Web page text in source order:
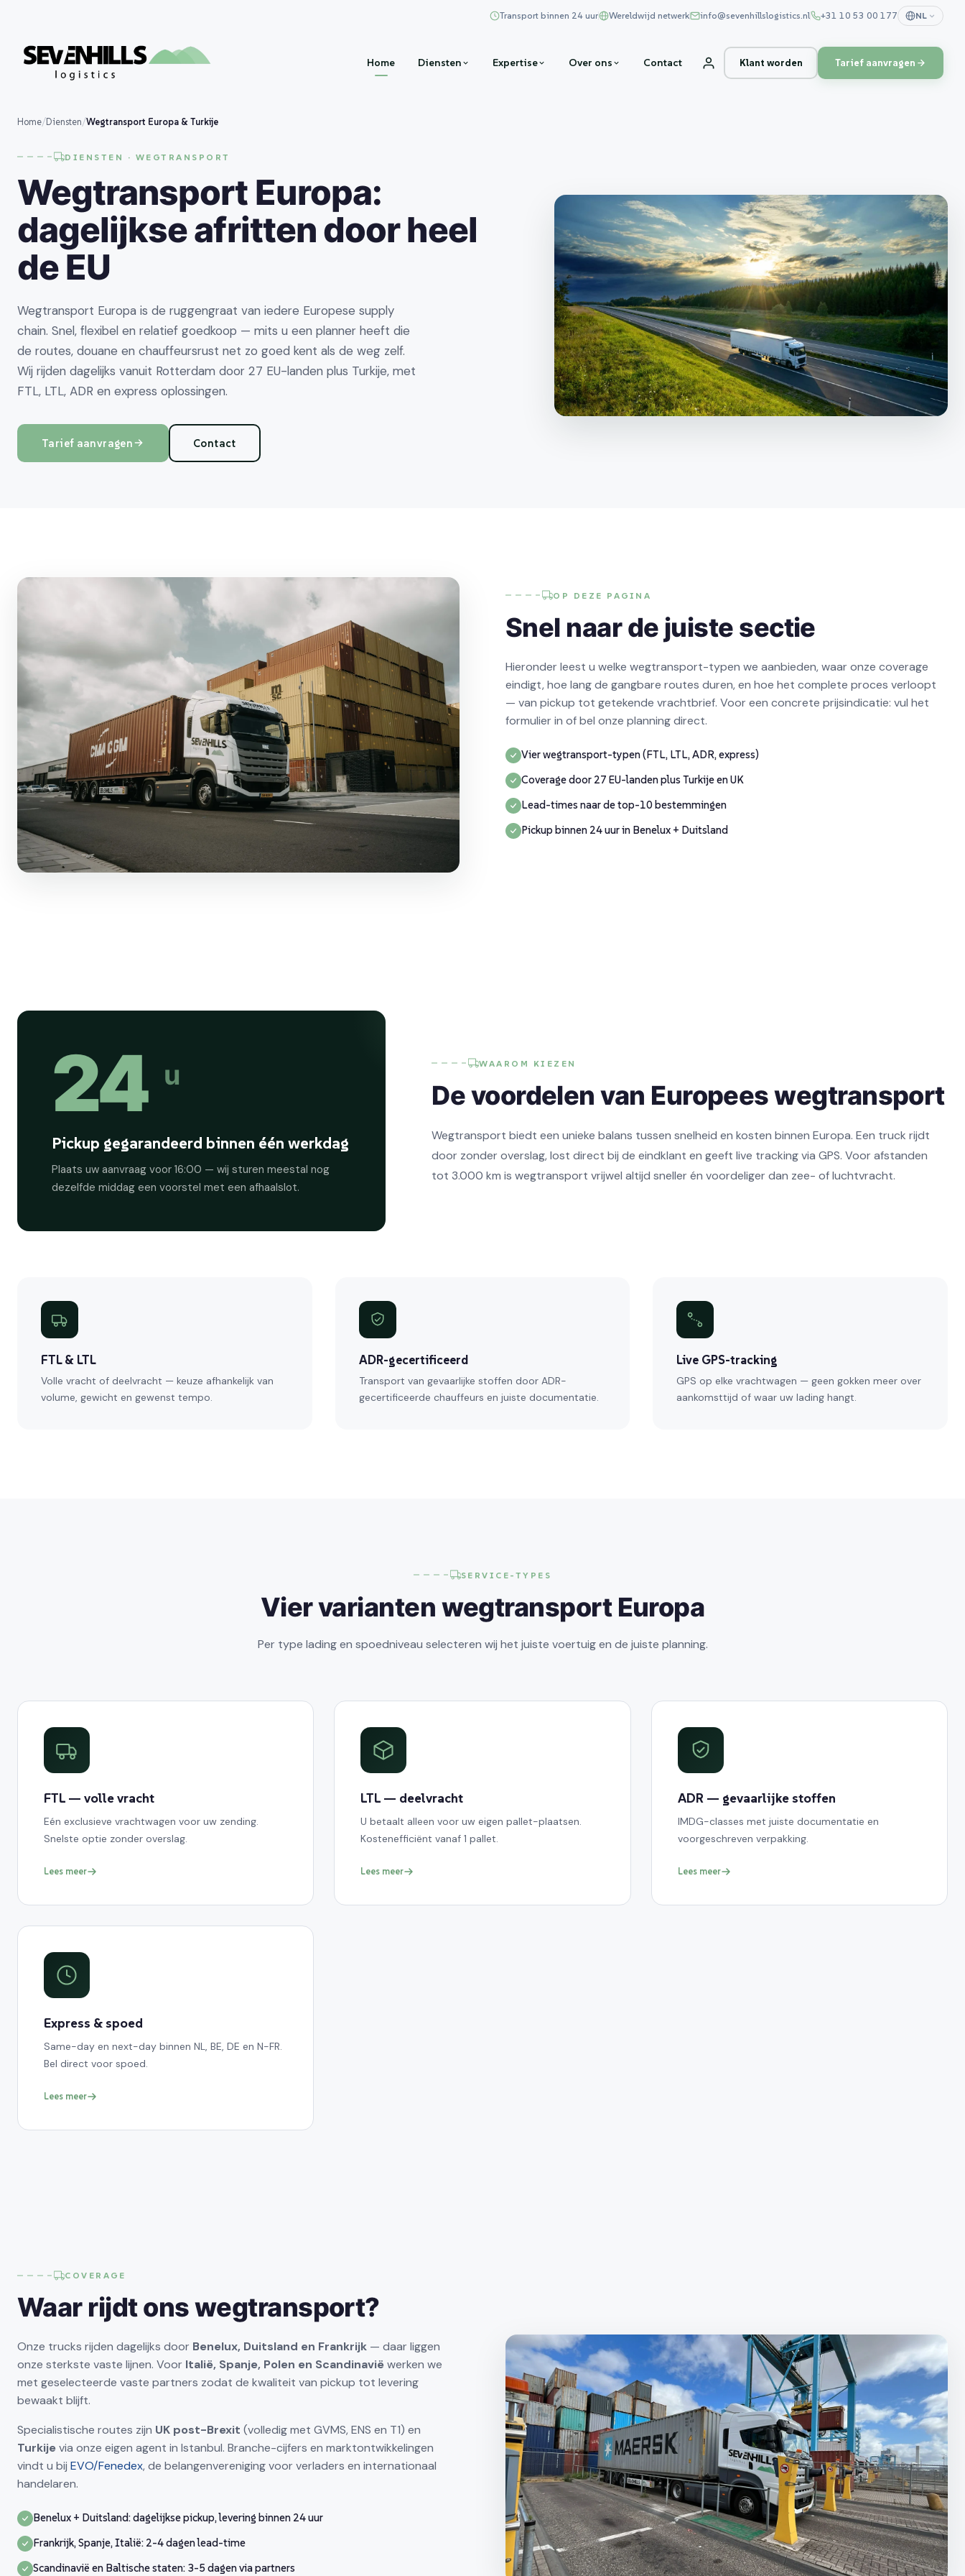
Transport binnen 24 uur Wereldwijd netwerk info@sevenhillslogistics.nl +31 10 53 00 177 NL
Home Diensten Expertise Over ons Contact Klant worden Tarief aanvragen
Home/Diensten/Wegtransport Europa & Turkije
DIENSTEN · WEGTRANSPORT
Wegtransport Europa:
dagelijkse afritten door heel
de EU
Wegtransport Europa is de ruggengraat van iedere Europese supply
chain. Snel, flexibel en relatief goedkoop — mits u een planner heeft die
de routes, douane en chauffeursrust net zo goed kent als de weg zelf.
Wij rijden dagelijks vanuit Rotterdam door 27 EU-landen plus Turkije, met
FTL, LTL, ADR en express oplossingen.
Tarief aanvragen Contact
OP DEZE PAGINA
Snel naar de juiste sectie
Hieronder leest u welke wegtransport-typen we aanbieden, waar onze coverage
eindigt, hoe lang de gangbare routes duren, en hoe het complete proces verloopt
— van pickup tot getekende vrachtbrief. Voor een concrete prijsindicatie: vul het
formulier in of bel onze planning direct.
Vier wegtransport-typen (FTL, LTL, ADR, express)
Coverage door 27 EU-landen plus Turkije en UK
Lead-times naar de top-10 bestemmingen
Pickup binnen 24 uur in Benelux + Duitsland
24 u
Pickup gegarandeerd binnen één werkdag
Plaats uw aanvraag voor 16:00 — wij sturen meestal nog
dezelfde middag een voorstel met een afhaalslot.
WAAROM KIEZEN
De voordelen van Europees wegtransport
Wegtransport biedt een unieke balans tussen snelheid en kosten binnen Europa. Een truck rijdt
door zonder overslag, lost direct bij de eindklant en geeft live tracking via GPS. Voor afstanden
tot 3.000 km is wegtransport vrijwel altijd sneller én voordeliger dan zee- of luchtvracht.
FTL & LTL
Volle vracht of deelvracht — keuze afhankelijk van
volume, gewicht en gewenst tempo.
ADR-gecertificeerd
Transport van gevaarlijke stoffen door ADR-
gecertificeerde chauffeurs en juiste documentatie.
Live GPS-tracking
GPS op elke vrachtwagen — geen gokken meer over
aankomsttijd of waar uw lading hangt.
SERVICE-TYPES
Vier varianten wegtransport Europa
Per type lading en spoedniveau selecteren wij het juiste voertuig en de juiste planning.
FTL — volle vracht
Eén exclusieve vrachtwagen voor uw zending.
Snelste optie zonder overslag.
Lees meer
LTL — deelvracht
U betaalt alleen voor uw eigen pallet-plaatsen.
Kostenefficiënt vanaf 1 pallet.
Lees meer
ADR — gevaarlijke stoffen
IMDG-classes met juiste documentatie en
voorgeschreven verpakking.
Lees meer
Express & spoed
Same-day en next-day binnen NL, BE, DE en N-FR.
Bel direct voor spoed.
Lees meer
COVERAGE
Waar rijdt ons wegtransport?
Onze trucks rijden dagelijks door Benelux, Duitsland en Frankrijk — daar liggen
onze sterkste vaste lijnen. Voor Italië, Spanje, Polen en Scandinaviëwerken we
met geselecteerde vaste partners zodat de kwaliteit van pickup tot levering
bewaakt blijft.
Specialistische routes zijn UK post-Brexit (volledig met GVMS, ENS en T1) en
Turkijevia onze eigen agent in Istanbul. Branche-cijfers en marktontwikkelingen
vindt u bij EVO/Fenedex, de belangenvereniging voor verladers en internationaal
handelaren.
Benelux + Duitsland: dagelijkse pickup, levering binnen 24 uur
Frankrijk, Spanje, Italië: 2-4 dagen lead-time
Scandinavië en Baltische staten: 3-5 dagen via partners